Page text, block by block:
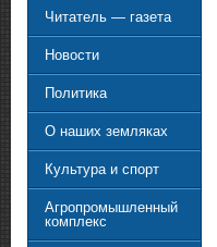
Читатель — газета
Новости
Политика
О наших земляках
Культура и спорт
Агропромышленный
комплекс